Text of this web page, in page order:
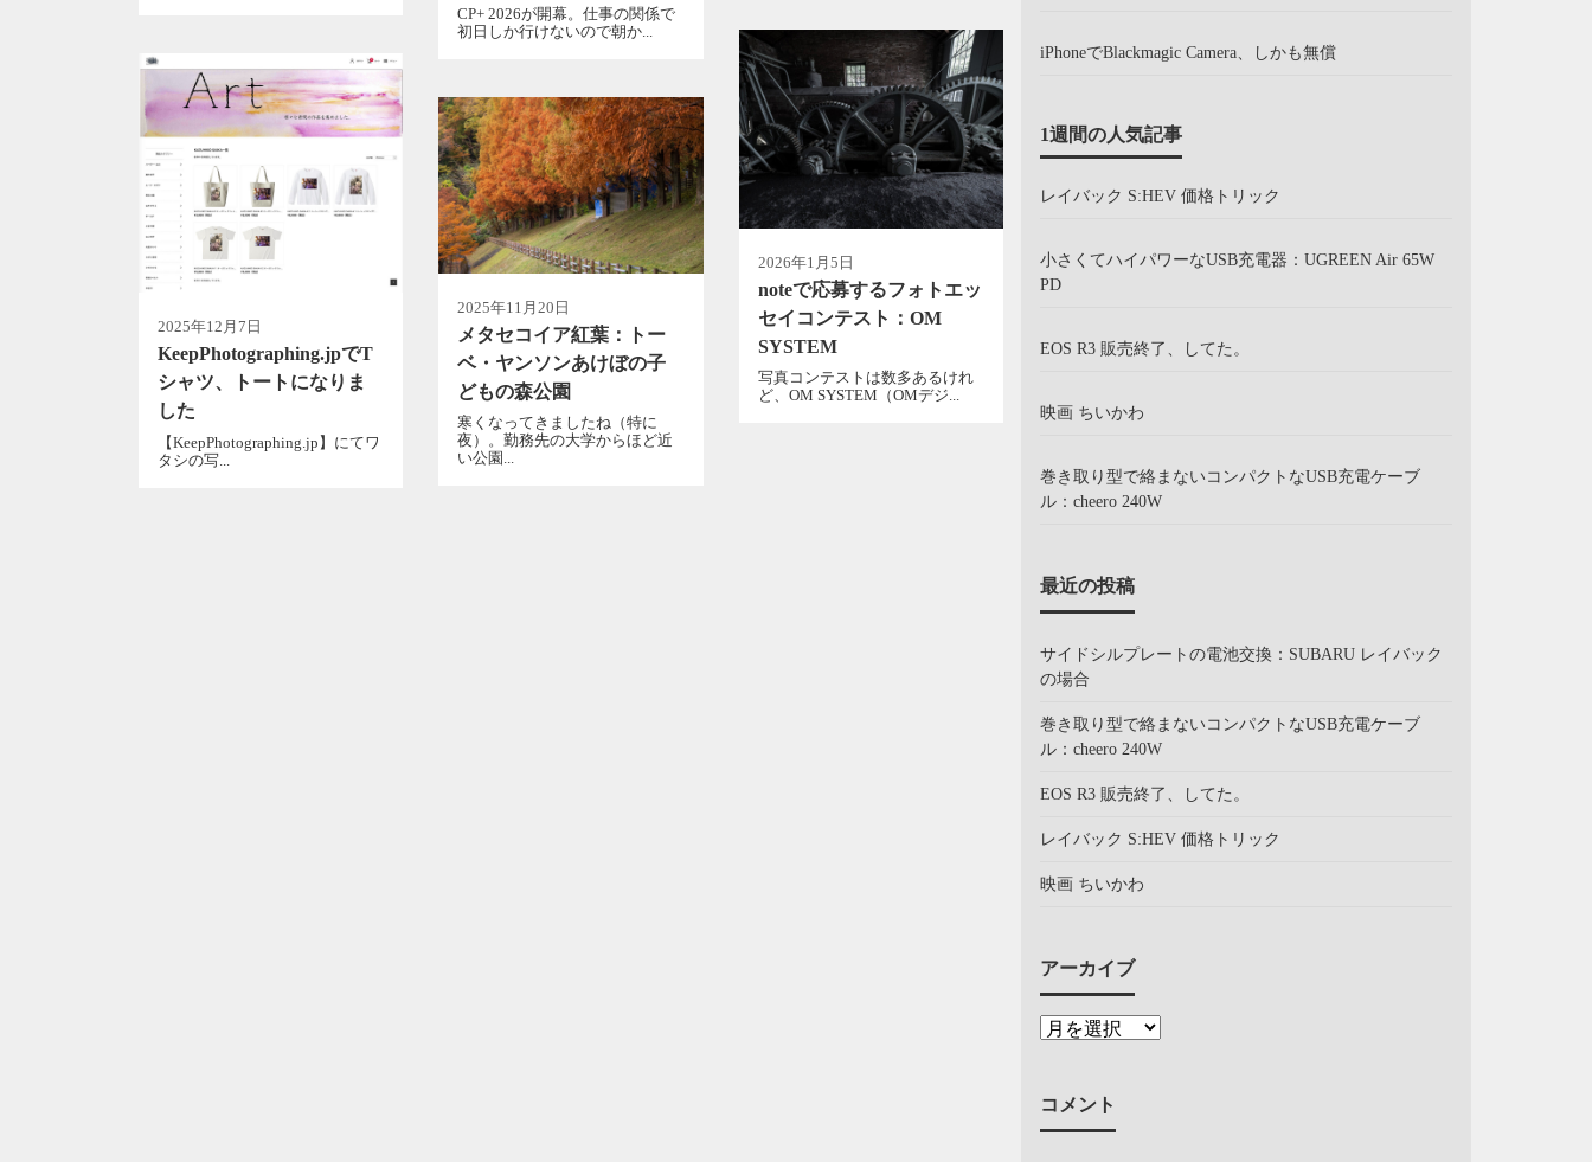
CP+ 2026が開幕。仕事の関係で
初日しか行けないので朝か...
2026年1月5日
noteで応募するフォトエッ
セイコンテスト：OM
SYSTEM
写真コンテストは数多あるけれ
ど、OM SYSTEM（OMデジ...
2025年12月7日
KeepPhotographing​.jpでT
シャツ、トートになりま
した
【KeepPhotographing​.jp】にてワ
タシの写...
2025年11月20日
メタセコイア紅葉：トー
ベ・ヤンソンあけぼの子
どもの森公園
寒くなってきましたね（特に
夜）。勤務先の大学からほど近
い公園...
iPhoneでBlackmagic Camera、しかも無償
1週間の人気記事
レイバック S:HEV 価格トリック
小さくてハイパワーなUSB充電器：UGREEN Air 65W
PD
EOS R3 販売終了、してた。
映画 ちいかわ
巻き取り型で絡まないコンパクトなUSB充電ケーブ
ル：cheero 240W
最近の投稿
サイドシルプレートの電池交換：SUBARU レイバック
の場合
巻き取り型で絡まないコンパクトなUSB充電ケーブ
ル：cheero 240W
EOS R3 販売終了、してた。
レイバック S:HEV 価格トリック
映画 ちいかわ
アーカイブ
コメント